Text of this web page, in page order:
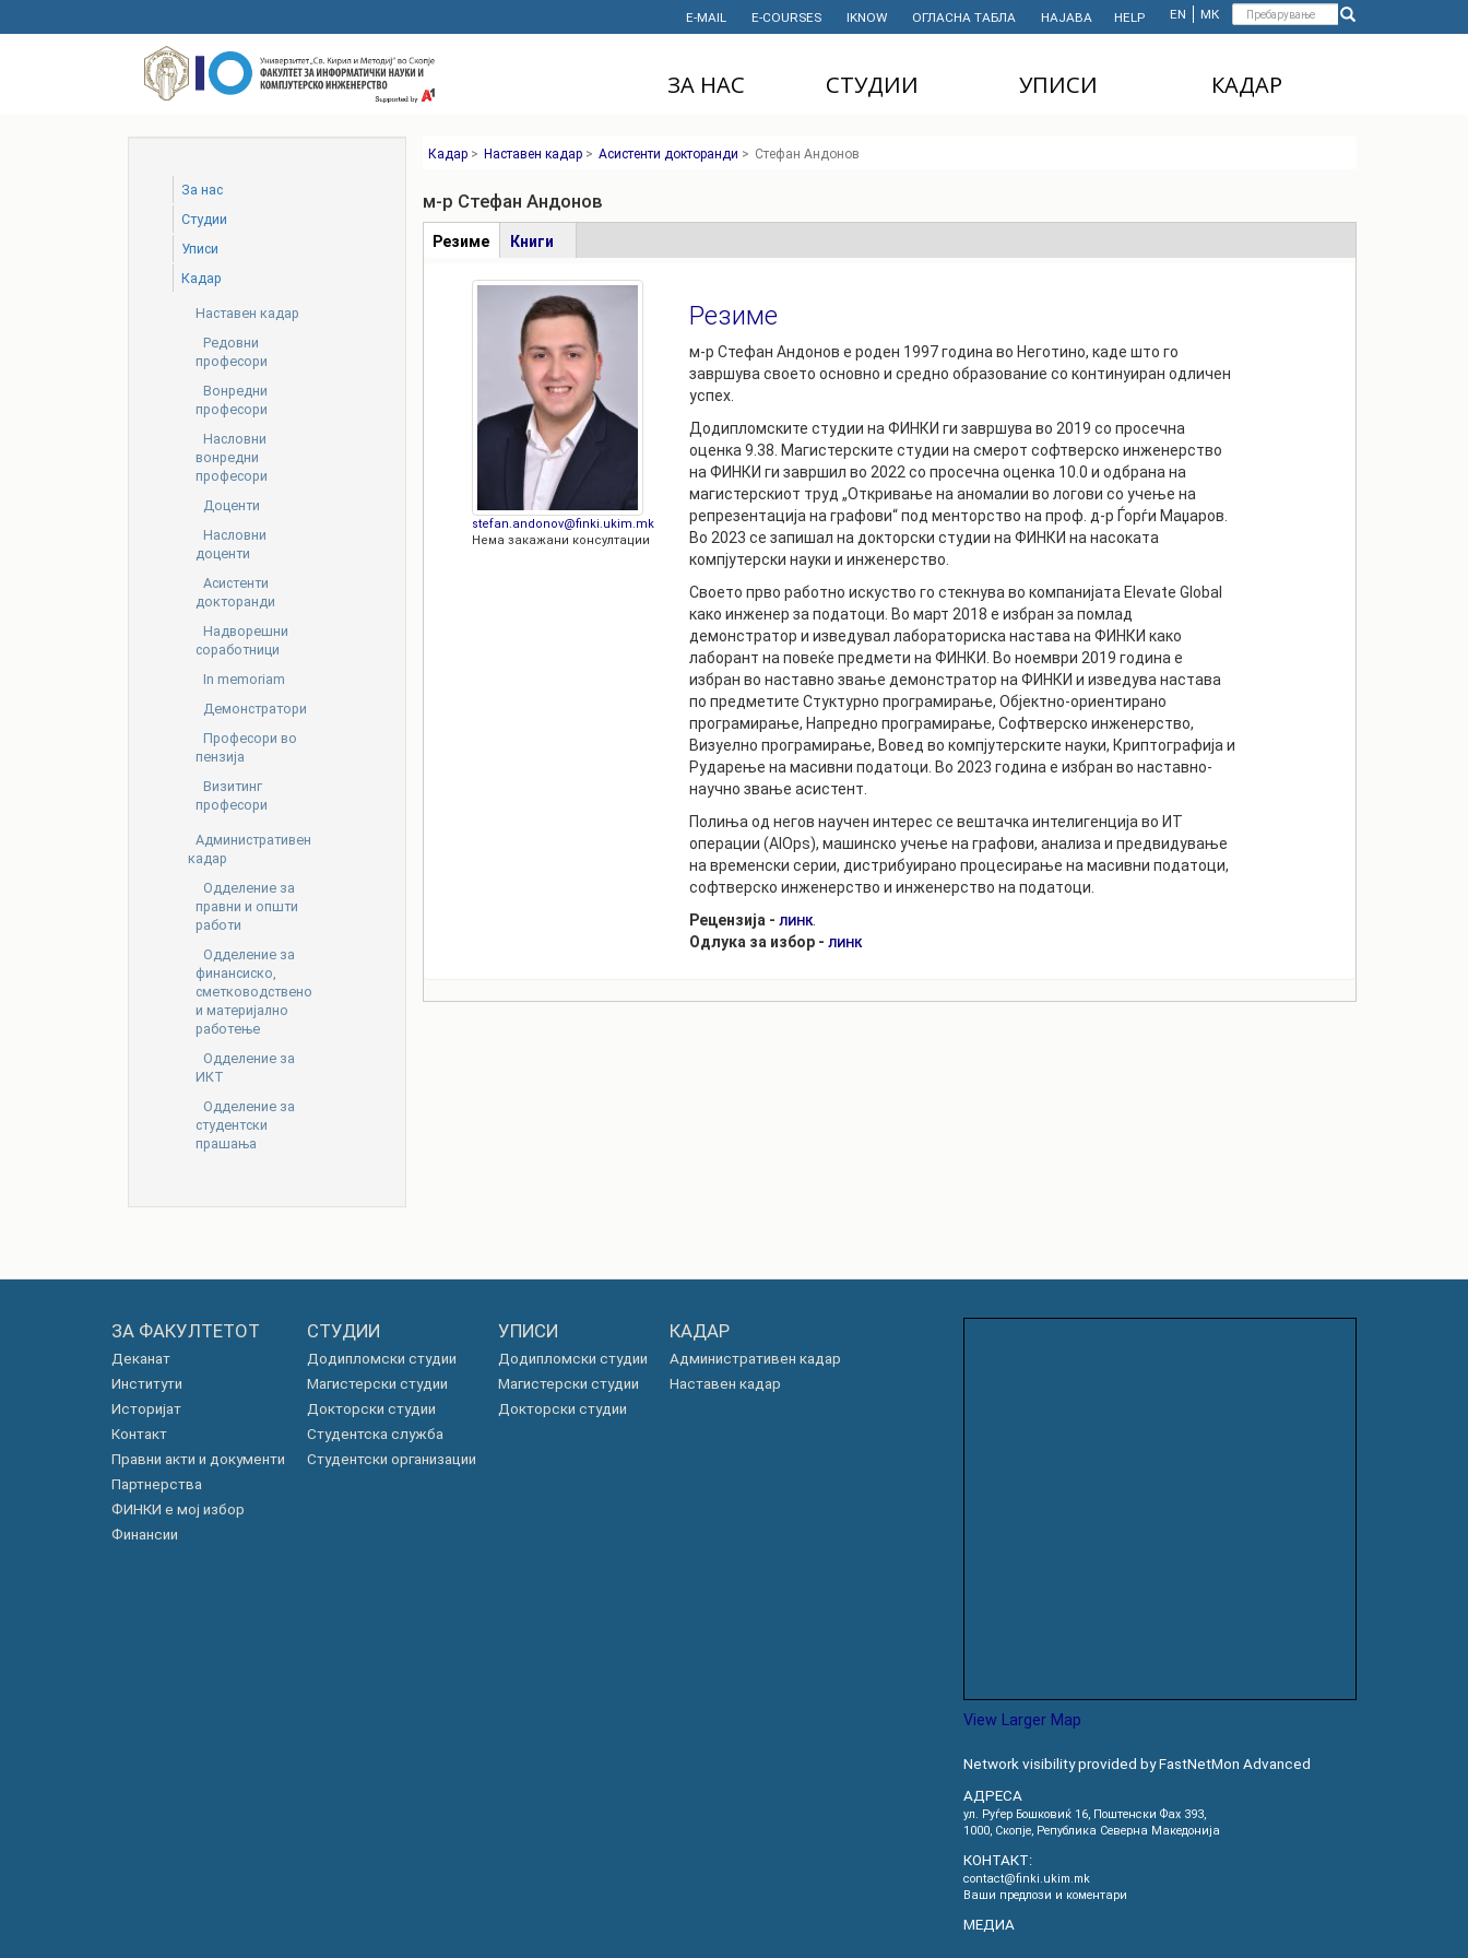
to
Форма
пребарување
Пребарување
EN МК
E-MAIL E-COURSES IKNOW ОГЛАСНА ТАБЛА НАЈАВА HELP
ЗА НАС
ПРАВНИ АКТИ
НАУЧНА
ФИНАНСИИ
ИСТОРИЈАТ
ФИНКИ Е МОЈ
ИЗБОР
ЛАБОРАТОРИИ
ИЗВЕШТАИ ЗА
ФАКУЛТЕТОТ
ПАРТНЕРСТВА
ФИНКИ LIVE
АЛУМНИ
СТУДИИ
СТУДИИ
СТУДИИ
ДОКТОРСКИ
И СТРУЧНИ ОБУКИ
СТУДЕНТСКА
СТУДЕНТСКИ
ОРГАНИЗАЦИИ
РАСПОРЕД НА
ЧАСОВИ
АКАДЕМСКИ
КАЛЕНДАР
ОДБРАНИ
РЕШЕНИЈА
ДИПЛОМСКИ/
МАГИСТЕРСКИ
ОДБРАНИ
УПИСИ
СТУДИИ
ДОКТОРСКИ СТУДИИ
STUDENTS
КАДАР
За нас
Студии
Уписи
Кадар
Наставен кадар
Редовни
професори
Вонредни
професори
Насловни
вонредни
професори
Доценти
Насловни
доценти
Асистенти
докторанди
Надворешни
соработници
In memoriam
Демонстратори
Професори во
пензија
Визитинг
професори
Административен
кадар
Oдделение за
правни и општи
работи
Одделение за
финансиско,
сметководствено
и материјално
работење
Одделение за
ИКТ
Одделение за
студентски
прашања
Кадар > Наставен кадар > Асистенти докторанди > Стефан Андонов
м-р Стефан Андонов
Табови
Резиме (active
tab)
Книги
stefan.andonov@finki.ukim.mk
Нема закажани консултации
Резиме
м-р Стефан Андонов е роден 1997 година во Неготино, каде што го
завршува своето основно и средно образование со континуиран одличен
успех.
Додипломските студии на ФИНКИ ги завршува во 2019 со просечна
оценка 9.38. Магистерските студии на смерот софтверско инженерство
на ФИНКИ ги завршил во 2022 со просечна оценка 10.0 и одбрана на
магистерскиот труд „Откривање на аномалии во логови со учење на
репрезентација на графови“ под менторство на проф. д-р Ѓорѓи Маџаров.
Во 2023 се запишал на докторски студии на ФИНКИ на насоката
компјутерски науки и инженерство.
Своето прво работно искуство го стекнува во компанијата Elevate Global
како инженер за податоци. Во март 2018 е избран за помлад
демонстратор и изведувал лабораториска настава на ФИНКИ како
лаборант на повеќе предмети на ФИНКИ. Во ноември 2019 година е
избран во наставно звање демонстратор на ФИНКИ и изведува настава
по предметите Стуктурно програмирање, Објектно-ориентирано
програмирање, Напредно програмирање, Софтверско инженерство,
Визуелно програмирање, Вовед во компјутерските науки, Криптографија и
Рударење на масивни податоци. Во 2023 година е избран во наставно-
научно звање асистент.
Полиња од негов научен интерес се вештачка интелигенција во ИТ
операции (AIOps), машинско учење на графови, анализа и предвидување
на временски серии, дистрибуирано процесирање на масивни податоци,
софтверско инженерство и инженерство на податоци.
Рецензија - ЛИНК.
Одлука за избор - ЛИНК
ЗА ФАКУЛТЕТОТ
Деканат
Институти
Историјат
Контакт
Правни акти и документи
Партнерства
ФИНКИ е мој избор
Финансии
СТУДИИ
Додипломски студии
Магистерски студии
Докторски студии
Студентска служба
Студентски организации
УПИСИ
Додипломски студии
Магистерски студии
Докторски студии
КАДАР
Административен кадар
Наставен кадар
View Larger Map
Network visibility provided by FastNetMon Advanced
АДРЕСА
ул. Руѓер Бошковиќ 16, Пoштенски Фах 393,
1000, Скопје, Република Северна Македонија
КОНТАКТ:
contact@finki.ukim.mk
Ваши предлози и коментари
МЕДИА